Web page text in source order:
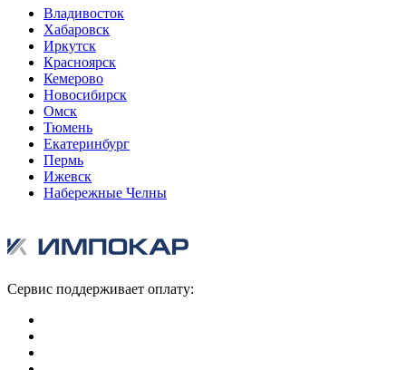
Владивосток
Хабаровск
Иркутск
Красноярск
Кемерово
Новосибирск
Омск
Тюмень
Екатеринбург
Пермь
Ижевск
Набережные Челны
Сервис поддерживает оплату: